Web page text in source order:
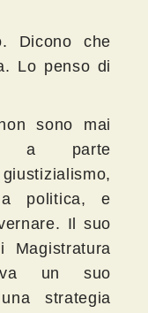
Dicono che
Lo penso di
sono mai
a parte
politica, e
Il suo
un suo
strategia